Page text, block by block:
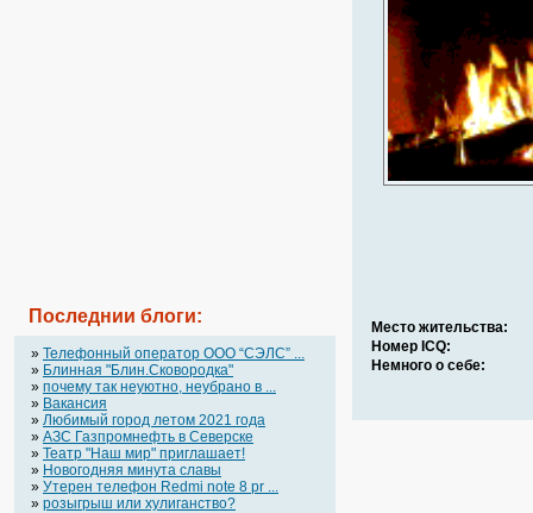
Последнии блоги:
» Телефонный оператор OOO “СЭЛС” ...
» Блинная "Блин.Сковородка"
» почему так неуютно, неубрано в ...
» Вакансия
» Любимый город летом 2021 года
» АЗС Газпромнефть в Северске
» Театр "Наш мир" приглашает!
» Новогодняя минута славы
» Утерен телефон Redmi note 8 pr ...
» розыгрыш или хулиганство?
Место жительства:
Номер ICQ:
Немного о себе: